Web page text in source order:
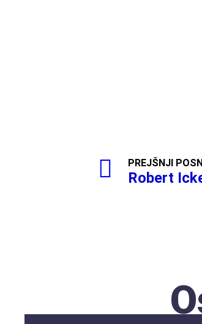
PREJŠNJI
Robert